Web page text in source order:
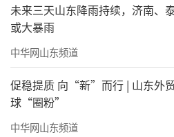
未来三天山东降雨持续，济南、
或大暴雨
中华网山东频道
促稳提质 向“新”而行 | 山东外
球“圈粉”
中华网山东频道